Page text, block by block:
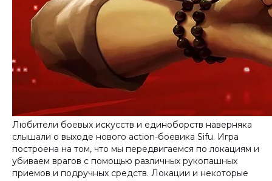
Любители боевых искусств и единоборств наверняка
слышали о выходе нового action-боевика Sifu. Игра
построена на том, что мы передвигаемся по локациям и
убиваем врагов с помощью различных рукопашных
приемов и подручных средств. Локации и некоторые